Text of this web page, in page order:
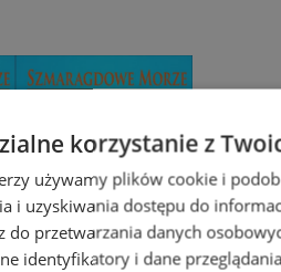
korzystanie z
używamy plików cookie i
i uzyskiwania dostępu do
do przetwarzania danych
identyfikatory i dane